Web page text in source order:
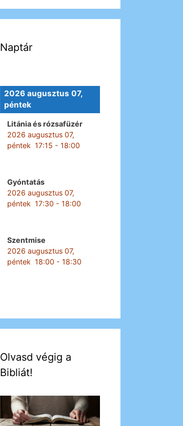
Naptár
2026 augusztus 07,
péntek
Litánia és rózsafüzér
2026 augusztus 07,
péntek 17:15 - 18:00
Gyóntatás
2026 augusztus 07,
péntek 17:30 - 18:00
Szentmise
2026 augusztus 07,
péntek 18:00 - 18:30
Olvasd végig a
Bibliát!